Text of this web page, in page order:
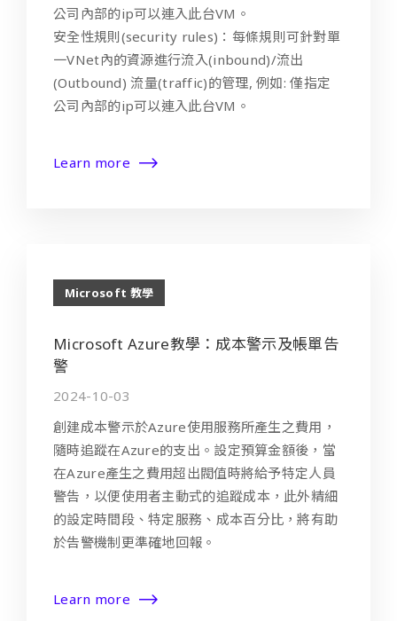
公司內部的ip可以連入此台VM。
安全性規則(security rules)：每條規則可針對單
一VNet內的資源進行流入(inbound)/流出
(Outbound) 流量(traffic)的管理, 例如: 僅指定
公司內部的ip可以連入此台VM。
Learn more
Microsoft 教學
Microsoft Azure教學：成本警示及帳單告
警
2024-10-03
創建成本警示於Azure使用服務所產生之費用，
隨時追蹤在Azure的支出。設定預算金額後，當
在Azure產生之費用超出閥值時將給予特定人員
警告，以便使用者主動式的追蹤成本，此外精細
的設定時間段、特定服務、成本百分比，將有助
於告警機制更準確地回報。
Learn more